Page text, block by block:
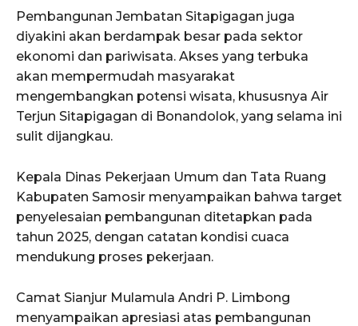
Pembangunan Jembatan Sitapigagan juga
diyakini akan berdampak besar pada sektor
ekonomi dan pariwisata. Akses yang terbuka
akan mempermudah masyarakat
mengembangkan potensi wisata, khususnya Air
Terjun Sitapigagan di Bonandolok, yang selama ini
sulit dijangkau.
Kepala Dinas Pekerjaan Umum dan Tata Ruang
Kabupaten Samosir menyampaikan bahwa target
penyelesaian pembangunan ditetapkan pada
tahun 2025, dengan catatan kondisi cuaca
mendukung proses pekerjaan.
Camat Sianjur Mulamula Andri P. Limbong
menyampaikan apresiasi atas pembangunan